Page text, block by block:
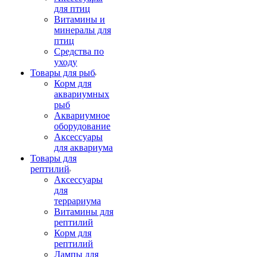
для птиц
Витамины и
минералы для
птиц
Средства по
уходу
Товары для рыб
Корм для
аквариумных
рыб
Аквариумное
оборудование
Аксессуары
для аквариума
Товары для
рептилий
Аксессуары
для
террариума
Витамины для
рептилий
Корм для
рептилий
Лампы для